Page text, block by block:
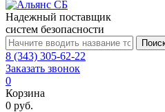
Надежный поставщик
систем безопасности
8 (343) 305-62-22
Заказать звонок
0
Корзина
0 руб.